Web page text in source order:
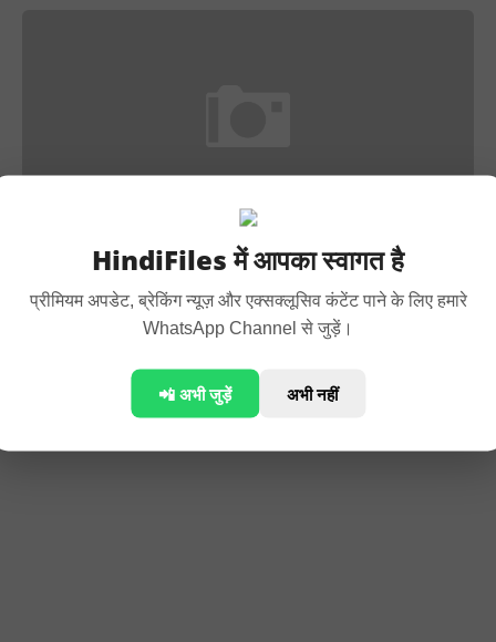
HindiFiles में आपका स्वागत है
प्रीमियम अपडेट, ब्रेकिंग न्यूज़ और एक्सक्लूसिव कंटेंट पाने के लिए हमारे
WhatsApp Channel से जुड़ें।
📲 अभी जुड़ें अभी नहीं
दो सिर वाला जुलाहा-पंचतंत्र की कहानी | Double Headed
Weaver Panchtantra Story In Hindi